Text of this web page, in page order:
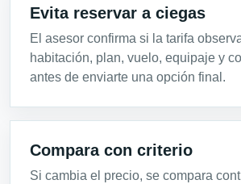
Evita reservar a ciegas
El asesor confirma si la tarifa
habitación, plan, vuelo, equipaje y
antes de enviarte una opción final.
Compara con criterio
Si cambia el precio, se compara